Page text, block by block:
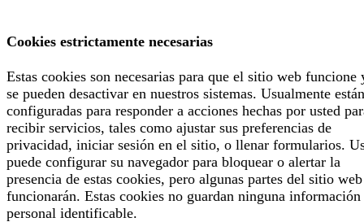
Cookies estrictamente necesarias
Estas cookies son necesarias para que el sitio web funcione
se pueden desactivar en nuestros sistemas. Usualmente están
configuradas para responder a acciones hechas por usted
recibir servicios, tales como ajustar sus preferencias de
privacidad, iniciar sesión en el sitio, o llenar formularios.
puede configurar su navegador para bloquear o alertar la
presencia de estas cookies, pero algunas partes del sitio
funcionarán. Estas cookies no guardan ninguna información
personal identificable.